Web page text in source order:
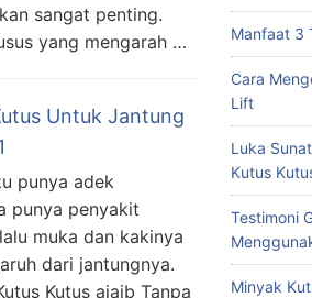
sangat penting.
yang mengarah …
Untuk Jantung
punya adek
punya penyakit
muka dan kakinya
dari jantungnya.
Kutus ajaib Tanpa
Manfaat 3
Cara
Lift
Luka
Kutus
Testimoni
Minyak